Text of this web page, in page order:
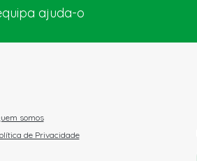
ajuda-o
somos
de Privacidade